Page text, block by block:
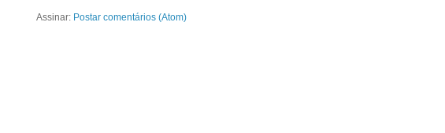
Assinar: Postar comentários (Atom)